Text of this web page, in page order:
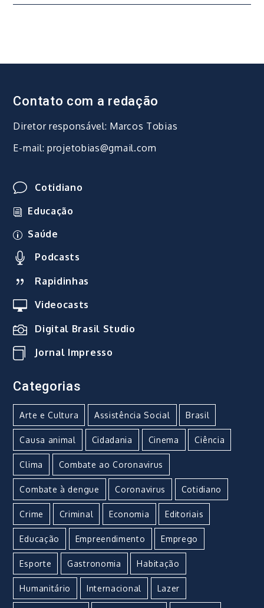
Contato com a redação
Diretor responsável: Marcos Tobias
E-mail: projetobias@gmail.com
Cotidiano
Educação
Saúde
Podcasts
Rapidinhas
Videocasts
Digital Brasil Studio
Jornal Impresso
Categorias
Arte e Cultura Assistência Social Brasil
Causa animal Cidadania Cinema Ciência
Clima Combate ao Coronavirus
Combate à dengue Coronavirus Cotidiano
Crime Criminal Economia Editoriais
Educação Empreendimento Emprego
Esporte Gastronomia Habitação
Humanitário Internacional Lazer